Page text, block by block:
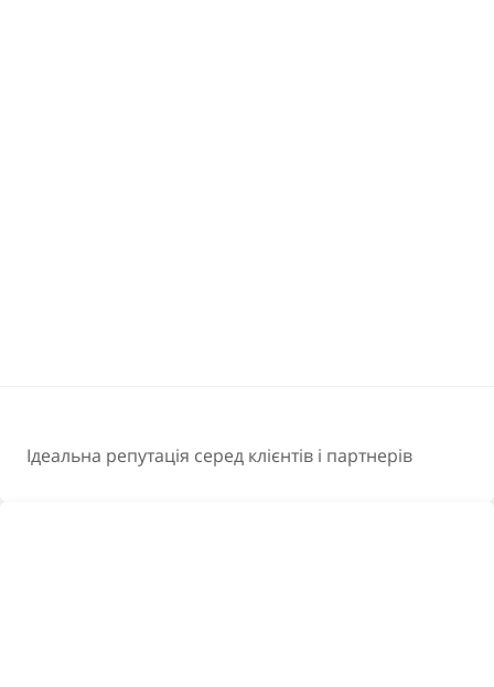
Ідеальна репутація серед клієнтів і партнерів